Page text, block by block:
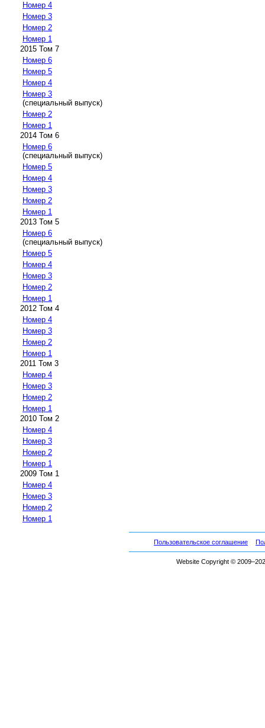
Номер 4
Номер 3
Номер 2
Номер 1
2015 Том 7
Номер 6
Номер 5
Номер 4
Номер 3
(специальный выпуск)
Номер 2
Номер 1
2014 Том 6
Номер 6
(специальный выпуск)
Номер 5
Номер 4
Номер 3
Номер 2
Номер 1
2013 Том 5
Номер 6
(специальный выпуск)
Номер 5
Номер 4
Номер 3
Номер 2
Номер 1
2012 Том 4
Номер 4
Номер 3
Номер 2
Номер 1
2011 Том 3
Номер 4
Номер 3
Номер 2
Номер 1
2010 Том 2
Номер 4
Номер 3
Номер 2
Номер 1
2009 Том 1
Номер 4
Номер 3
Номер 2
Номер 1
Пользовательское соглашение
Website Copyright ©